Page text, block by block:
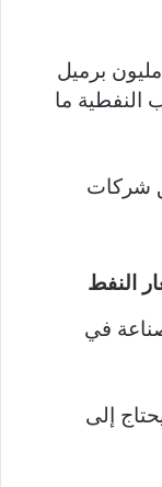
والآن وصل الإنتاج الأمريكي إلى 13 مليون برميل
النفطية ما
شركات
النفط
في
إلى